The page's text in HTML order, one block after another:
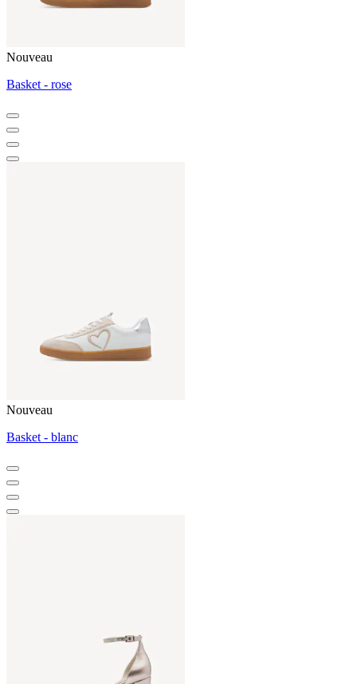
Nouveau
Basket - rose
Nouveau
Basket - blanc